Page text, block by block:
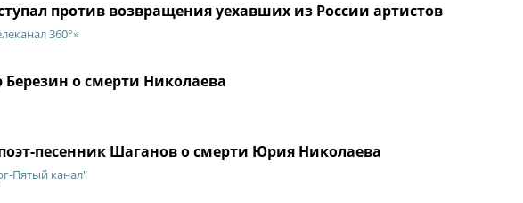
против возвращения уехавших из России артистов
360°»
о смерти Николаева
песенник Шаганов о смерти Юрия Николаева
Пятый канал"